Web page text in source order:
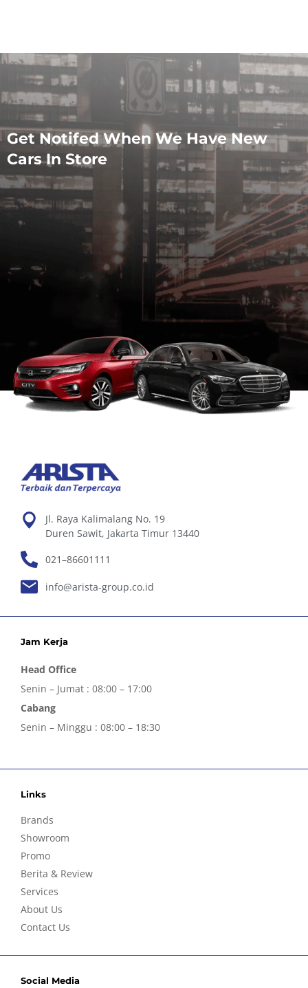
Get Notifed When We Have New
Cars In Store
Jl. Raya Kalimalang No. 19
Duren Sawit, Jakarta Timur 13440
021–86601111
info@arista-group.co.id
Jam Kerja
Head Office
Senin – Jumat : 08:00 – 17:00
Cabang
Senin – Minggu : 08:00 – 18:30
Links
Brands
Showroom
Promo
Berita & Review
Services
About Us
Contact Us
Social Media